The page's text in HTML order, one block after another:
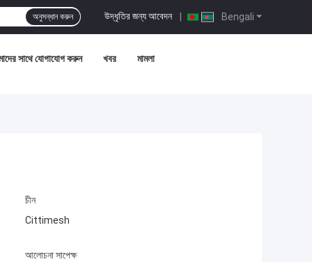
Bengali
উদ্ধৃতির জন্য আবেদন |
অনুসন্ধান করুন
সাথে যোগাযোগ করুন খবর মামলা
চীন
Cittimesh
আলোচনা সাপেক্ষ